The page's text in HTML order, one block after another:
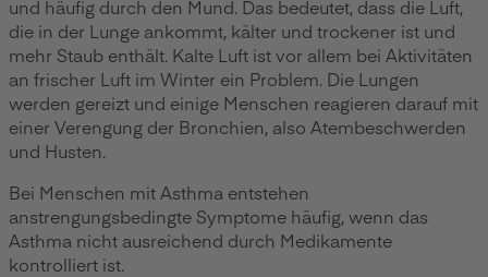
und häufig durch den Mund. Das bedeutet, dass die Luft,
die in der Lunge ankommt, kälter und trockener ist und
mehr Staub enthält. Kalte Luft ist vor allem bei Aktivitäten
an frischer Luft im Winter ein Problem. Die Lungen
werden gereizt und einige Menschen reagieren darauf mit
einer Verengung der Bronchien, also Atembeschwerden
und Husten.
Bei Menschen mit Asthma entstehen
anstrengungsbedingte Symptome häufig, wenn das
Asthma nicht ausreichend durch Medikamente
kontrolliert ist.